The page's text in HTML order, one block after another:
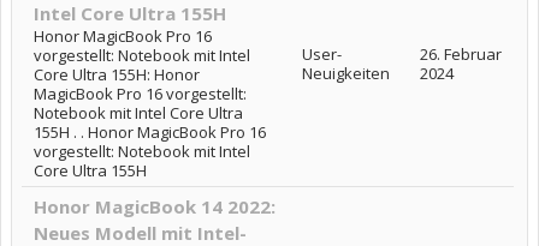
Intel Core Ultra 155H
Honor MagicBook Pro 16
vorgestellt: Notebook mit Intel
Core Ultra 155H: Honor
MagicBook Pro 16 vorgestellt:
Notebook mit Intel Core Ultra
155H . . Honor MagicBook Pro 16
vorgestellt: Notebook mit Intel
Core Ultra 155H
User-
Neuigkeiten
26. Februar
2024
Honor MagicBook 14 2022:
Neues Modell mit Intel-